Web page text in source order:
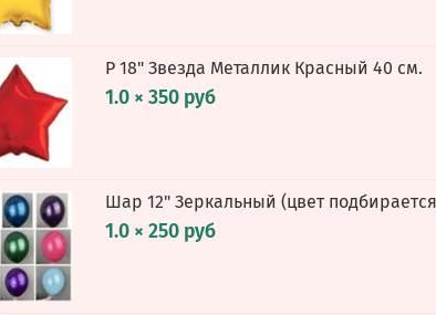
Р 18" Звезда Металлик Красный 40 см.
1.0 × 350 руб
Шар 12" Зеркальный (цвет
1.0 × 250 руб